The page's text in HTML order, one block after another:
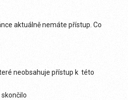
aktuálně nemáte přístup. Co
neobsahuje přístup k této